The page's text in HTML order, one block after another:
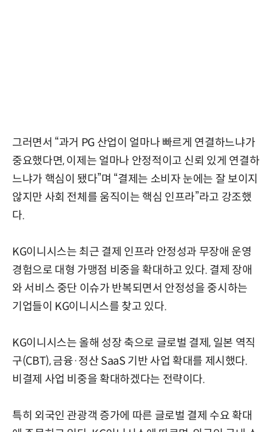
그러면서 “과거 PG 산업이 얼마나 빠르게 연결하느냐가
중요했다면, 이제는 얼마나 안정적이고 신뢰 있게 연결하
느냐가 핵심이 됐다”며 “결제는 소비자 눈에는 잘 보이지
않지만 사회 전체를 움직이는 핵심 인프라”라고 강조했
다.
KG이니시스는 최근 결제 인프라 안정성과 무장애 운영
경험으로 대형 가맹점 비중을 확대하고 있다. 결제 장애
와 서비스 중단 이슈가 반복되면서 안정성을 중시하는
기업들이 KG이니시스를 찾고 있다.
KG이니시스는 올해 성장 축으로 글로벌 결제, 일본 역직
구(CBT), 금융·정산 SaaS 기반 사업 확대를 제시했다.
비결제 사업 비중을 확대하겠다는 전략이다.
특히 외국인 관광객 증가에 따른 글로벌 결제 수요 확대